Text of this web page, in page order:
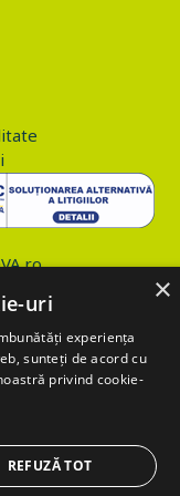
values='';
"POST", url:
success: function(html)
return false; } } });
×
uri
experiența
sunteți de acord cu
privind cookie-
REFUZĂ TOT